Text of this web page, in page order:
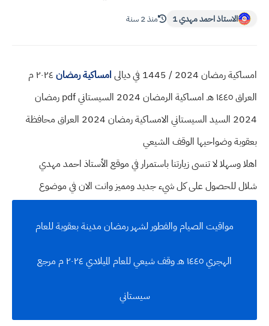
الاستاذ احمد مهدي 1 منذ 2 سنة
امساكية رمضان 2024 / 1445 في ديالى امساكية رمضان
٢٠٢٤ م
العراق ١٤٤٥ هـ امساكية الرمضان 2024 السيستاني pdf رمضان
2024 السيد السيستاني الامساكية رمضان 2024 العراق محافظة
بعقوبة وضواحيها الوقف الشيعي
اهلا وسهلالا تنسى زيارتنا باستمرار في موقع الأستاذ احمد مهدي
شلال للحصول على كل شيء جديد ومميز وانت الان في موضوع
مواقيت الصيام والفطور لشهر رمضان مدينة بعقوبة للعام
الهجري ١٤٤٥ هـ وقف شيعي للعام الميلادي ٢٠٢٤ م مرجع
سيستاني